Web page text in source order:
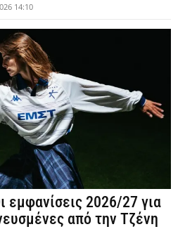
14:10
εμφανίσεις 2026/27 για
από την Τζένη